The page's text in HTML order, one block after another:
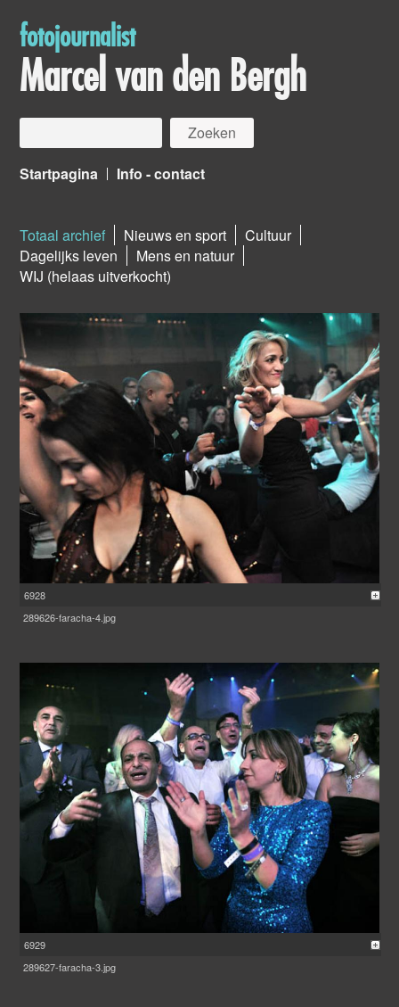
fotojournalist
Marcel van den Bergh
Startpagina Info - contact
Totaal archief Nieuws en sport
Cultuur
Dagelijks leven
Mens en natuur
WIJ (helaas uitverkocht)
6928
289626-faracha-4.jpg
6929
289627-faracha-3.jpg